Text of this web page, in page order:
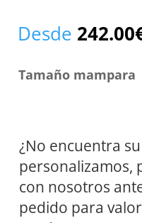
Desde 242.00
Tamaño mampara
¿No encuentra
personalizamos,
con nosotros
pedido para